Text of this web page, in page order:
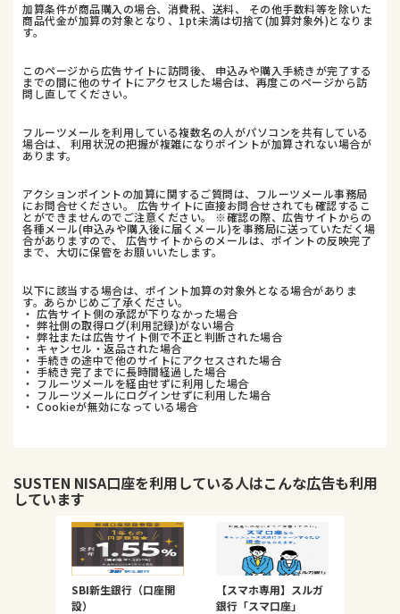
加算条件が商品購入の場合、消費税、送料、 その他手数料等を除いた
商品代金が加算の対象となり、1pt未満は切捨て(加算対象外)となりま
す。
このページから広告サイトに訪問後、 申込みや購入手続きが完了する
までの間に他のサイトにアクセスした場合は、再度このページから訪
問し直してください。
フルーツメールを利用している複数名の人がパソコンを共有している
場合は、 利用状況の把握が複雑になりポイントが加算されない場合が
あります。
アクションポイントの加算に関するご質問は、フルーツメール事務局
にお問合せください。 広告サイトに直接お問合せされても確認するこ
とができませんのでご注意ください。 ※確認の際、広告サイトからの
各種メール(申込みや購入後に届くメール)を事務局に送っていただく場
合がありますので、 広告サイトからのメールは、ポイントの反映完了
まで、大切に保管をお願いいたします。
以下に該当する場合は、ポイント加算の対象外となる場合がありま
す。あらかじめご了承ください。
・ 広告サイト側の承認が下りなかった場合
・ 弊社側の取得ログ(利用記録)がない場合
・ 弊社または広告サイト側で不正と判断された場合
・ キャンセル・返品された場合
・ 手続きの途中で他のサイトにアクセスされた場合
・ 手続き完了までに長時間経過した場合
・ フルーツメールを経由せずに利用した場合
・ フルーツメールにログインせずに利用した場合
・ Cookieが無効になっている場合
SUSTEN NISA口座を利用している人はこんな広告も利用
しています
SBI新生銀行（口座開
設）
【スマホ専用】スルガ
銀行「スマ口座」